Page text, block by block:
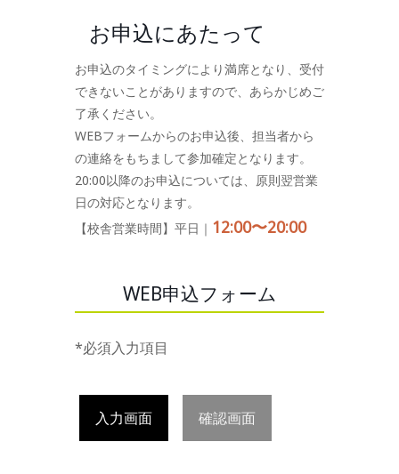
お申込にあたって
お申込のタイミングにより満席となり、受付
できないことがありますので、あらかじめご
了承ください。
WEBフォームからのお申込後、担当者から
の連絡をもちまして参加確定となります。
20:00以降のお申込については、原則翌営業
日の対応となります。
【校舎営業時間】平日｜ 12:00〜20:00
WEB申込フォーム
*必須入力項目
入力画面 確認画面